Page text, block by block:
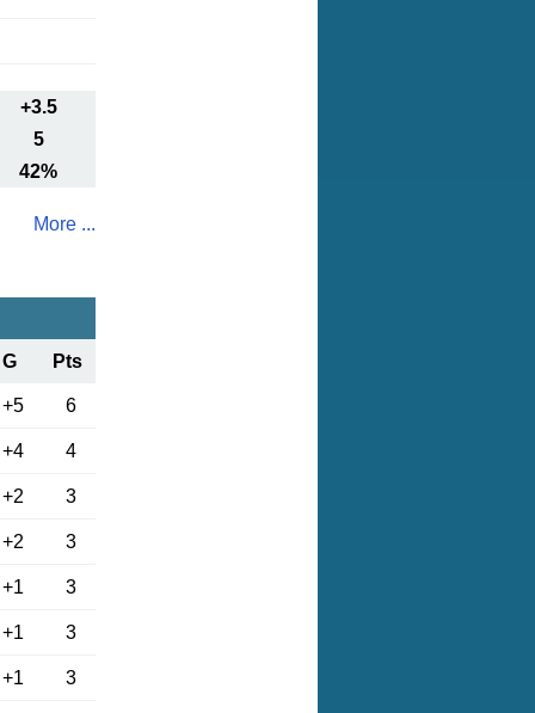
+3.5
5
42%
More ...
G Pts
+5 6
+4 4
+2 3
+2 3
+1 3
+1 3
+1 3